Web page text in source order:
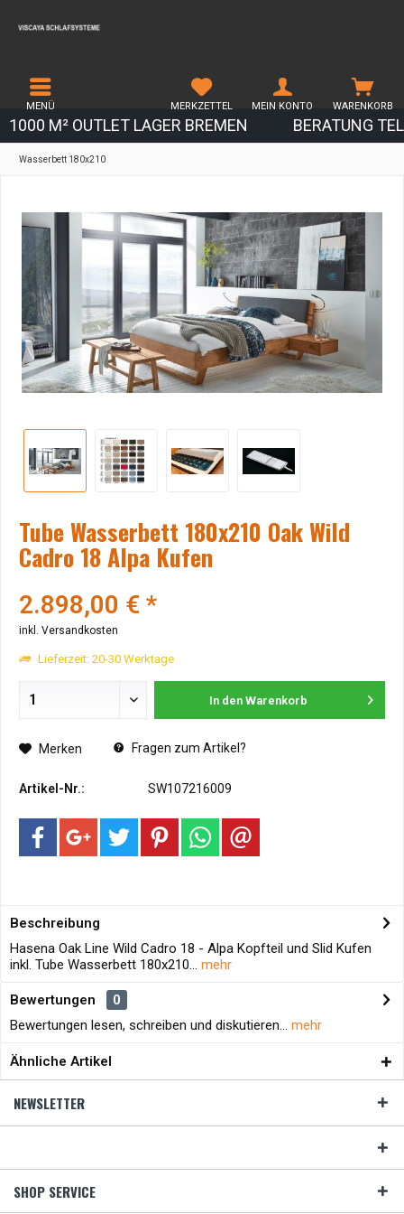
1000 M² OUTLET LAGER BREMEN BERATUNG
MENÜ WARENKORB
MERKZETTEL MEIN KONTO
Wasserbett 180x210
Tube Wasserbett 180x210 Oak Wild
Cadro 18 Alpa Kufen
2.898,00 € *
inkl. Versandkosten
Lieferzeit: 20-30 Werktage
In den Warenkorb
Merken Fragen zum Artikel?
Artikel-Nr.: SW107216009
Beschreibung
Hasena Oak Line Wild Cadro 18 - Alpa Kopfteil und Slid Kufen
inkl. Tube Wasserbett 180x210... mehr
Bewertungen
0
Bewertungen lesen, schreiben und diskutieren... mehr
Ähnliche Artikel
NEWSLETTER
SHOP SERVICE